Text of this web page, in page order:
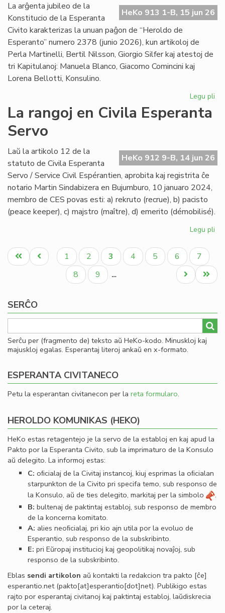
en
HeKo 913 1-B, 15 jun 26
La arĝenta jubileo de la
Konstitucio de la Esperanta
Civito karakterizas la unuan paĝon de “Heroldo de
Esperanto” numero 2378 (junio 2026), kun artikoloj de
Perla Martinelli, Bertil Nilsson, Giorgio Silfer kaj atestoj de
tri Kapitulanoj: Manuela Blanco, Giacomo Comincini kaj
Lorena Bellotti, Konsulino.
Legu pli
La rangoj en Civila Esperanta
Servo
HeKo 912 9-B, 14 jun 26
Laŭ la artikolo 12 de la
statuto de Civila Esperanta
Servo / Service Civil Espérantien, aprobita kaj registrita ĉe
notario Martin Sindabizera en Bujumburo, 10 januaro 2024,
membro de CES povas esti: a) rekruto (recrue), b) pacisto
(peace keeper), c) majstro (maître), d) emerito (démobilisé).
Legu pli
Pagination
Unua
paĝo
Antaŭa
paĝo
Paĝo
1 Paĝo
2
Aktuala
paĝo
3 Paĝo
4 Paĝo
5 Paĝo
6 Paĝo
7
Paĝo
8 Paĝo
9 …
Last
page
Next
page
SERĈO
Serĉu per (fragmento de) teksto aŭ HeKo-kodo. Minuskloj kaj
majuskloj egalas. Esperantaj literoj ankaŭ en x-formato.
ESPERANTA CIVITANECO
Petu la esperantan civitanecon per la reta formularo.
HEROLDO KOMUNIKAS (HEKO)
HeKo estas retagentejo je la servo de la establoj en kaj apud la
Pakto por la Esperanta Civito, sub la imprimaturo de la Konsulo
aŭ delegito. La informoj estas:
C: oﬁcialaj de la Civitaj instancoj, kiuj esprimas la oﬁcialan
starpunkton de la Civito pri specifa temo, sub responso de
la Konsulo, aŭ de ties delegito, markitaj per la simbolo
.
B: bultenaj de paktintaj establoj, sub responso de membro
de la koncerna komitato.
A: alies neoﬁcialaj, pri kio ajn utila por la evoluo de
Esperantio, sub responso de la subskribinto.
E: pri Eŭropaj institucioj kaj geopolitikaj novaĵoj, sub
responso de la subskribinto.
Eblas sendi artikolon aŭ kontakti la redakcion tra pakto [ĉe]
esperantio.net(pakto[at]esperantio[dot]net). Publikigo estas
rajto por esperantaj civitanoj kaj paktintaj establoj, laŭdiskrecia
por la ceteraj.